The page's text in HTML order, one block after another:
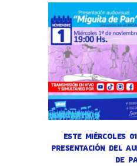
ESTE MIÉRCOLES
PRESENTACIÓN DEL
DE